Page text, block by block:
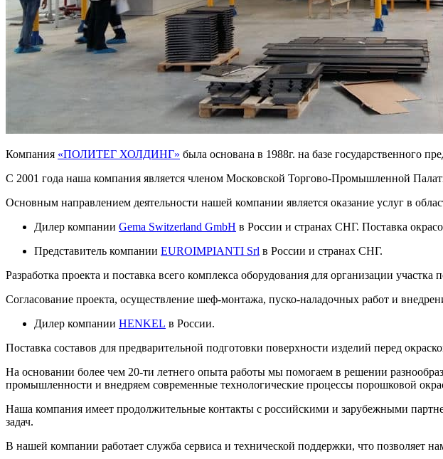
Компания «ПОЛИТЕГ ХОЛДИНГ» была основана в 1988г. на базе
С 2001 года наша компания является членом Московской Торгово-Промышленной
Основным направлением деятельности нашей компании является оказание услуг в
Дилер компании Gema Switzerland GmbH в России и странах СНГ. Поставка
Представитель компании EUROIMPIANTI Srl в России и странах СНГ.
Разработка проекта и поставка всего комплекса оборудования для организации
Согласование проекта, осуществление шеф-монтажа, пуско-наладочных работ и
Дилер компании HENKEL в России.
Поставка составов для предварительной подготовки поверхности изделий перед
На основании более чем 20-ти летнего опыта работы мы помогаем в решении
промышленности и внедряем современные технологические процессы порошковой
Наша компания имеет продолжительные контакты с российскими и зарубежными
задач.
В нашей компании работает служба сервиса и технической поддержки, что позволяет